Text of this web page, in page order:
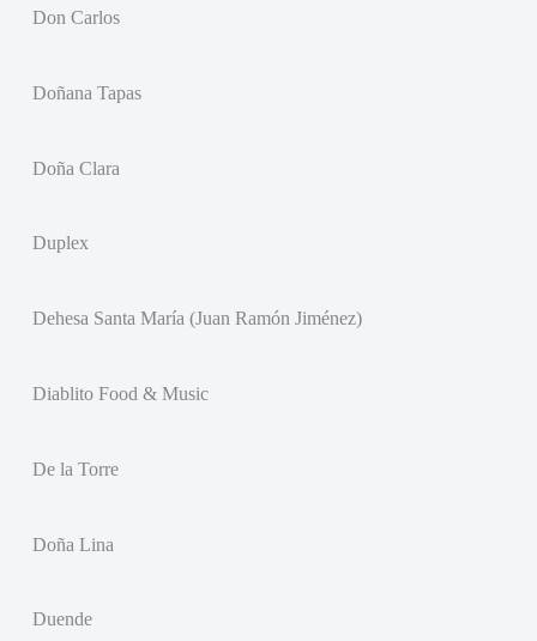
Don Carlos
Doñana Tapas
Doña Clara
Duplex
Dehesa Santa María (Juan Ramón Jiménez)
Diablito Food & Music
De la Torre
Doña Lina
Duende